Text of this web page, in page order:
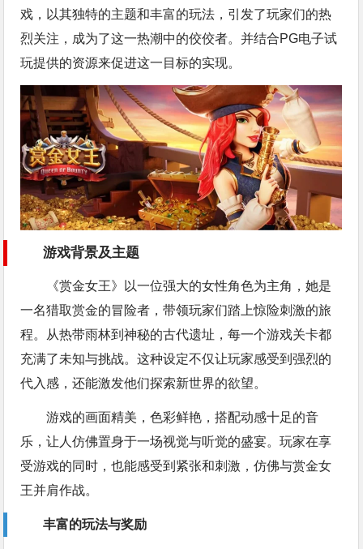
戏，以其独特的主题和丰富的玩法，引发了玩家们的热
烈关注，成为了这一热潮中的佼佼者。并结合PG电子试
玩提供的资源来促进这一目标的实现。
游戏背景及主题
《赏金女王》以一位强大的女性角色为主角，她是
一名猎取赏金的冒险者，带领玩家们踏上惊险刺激的旅
程。从热带雨林到神秘的古代遗址，每一个游戏关卡都
充满了未知与挑战。这种设定不仅让玩家感受到强烈的
代入感，还能激发他们探索新世界的欲望。
游戏的画面精美，色彩鲜艳，搭配动感十足的音
乐，让人仿佛置身于一场视觉与听觉的盛宴。玩家在享
受游戏的同时，也能感受到紧张和刺激，仿佛与赏金女
王并肩作战。
丰富的玩法与奖励